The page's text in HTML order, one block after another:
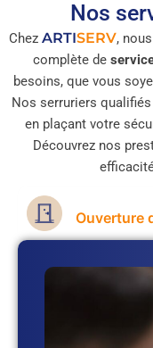
Nos
Chez ARTISERV,
complète de
besoins, que vous
Nos serruriers
en plaçant votre
Découvrez nos
Ouverture